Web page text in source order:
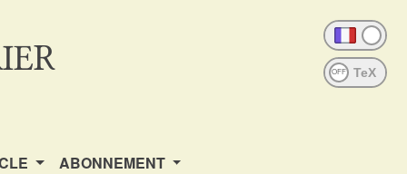
OFF
ABONNEMENT